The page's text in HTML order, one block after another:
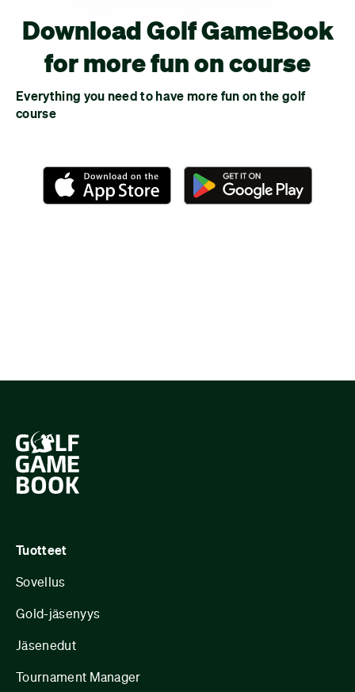
Download Golf GameBook
for more fun on course
Everything you need to have more fun on the golf
course
Tuotteet
Sovellus
Gold-jäsenyys
Jäsenedut
Tournament Manager